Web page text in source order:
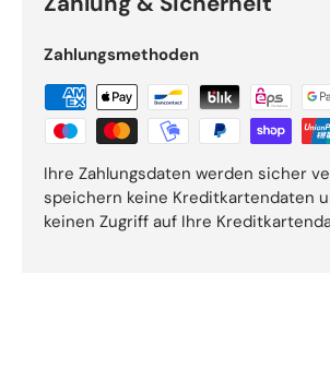
Zahlungsmethoden
Ihre Zahlungsdaten werden sicher
speichern keine Kreditkartendaten
keinen Zugriff auf Ihre